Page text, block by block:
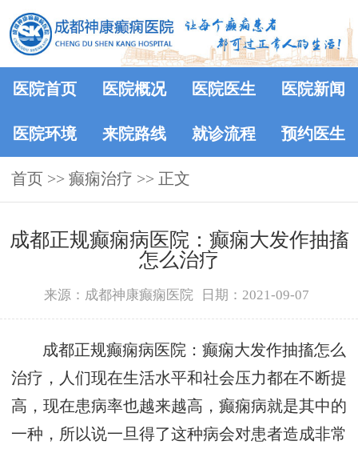
医院首页 医院概况 医院医生 医院新闻
医院环境 来院路线 就诊流程 预约医生
首页 >> 癫痫治疗 >> 正文
成都正规癫痫病医院：癫痫大发作抽搐
怎么治疗
来源：成都神康癫痫医院 日期：2021-09-07
成都正规癫痫病医院：癫痫大发作抽搐怎么
治疗，人们现在生活水平和社会压力都在不断提
高，现在患病率也越来越高，癫痫病就是其中的
一种，所以说一旦得了这种病会对患者造成非常